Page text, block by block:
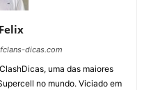
dicas.com
uma das maiores
no mundo. Viciado em